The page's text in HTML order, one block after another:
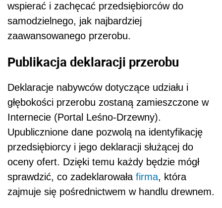
wspierać i zachęcać przedsiębiorców do
samodzielnego, jak najbardziej
zaawansowanego przerobu.
Publikacja deklaracji przerobu
Deklaracje nabywców dotyczące udziału i
głębokości przerobu zostaną zamieszczone w
Internecie (Portal Leśno-Drzewny).
Upublicznione dane pozwolą na identyfikację
przedsiębiorcy i jego deklaracji służącej do
oceny ofert. Dzięki temu każdy będzie mógł
sprawdzić, co zadeklarowała firma, która
zajmuje się pośrednictwem w handlu drewnem.